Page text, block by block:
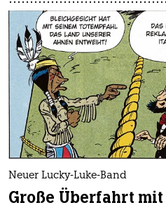
Neuer Lucky-Luke-Band
Große Überfahrt